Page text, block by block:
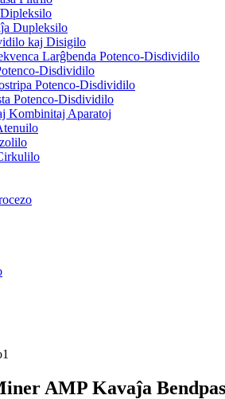
Dupleksilo
kaj Disigilo
Larĝbenda Potenco-Disdividilo
Disdividilo
Potenco-Disdividilo
Potenco-Disdividilo
Kombinitaj Aparatoj
AMP Kavaĵa